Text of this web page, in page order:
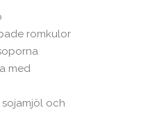
romkulor
med
sojamjöl och